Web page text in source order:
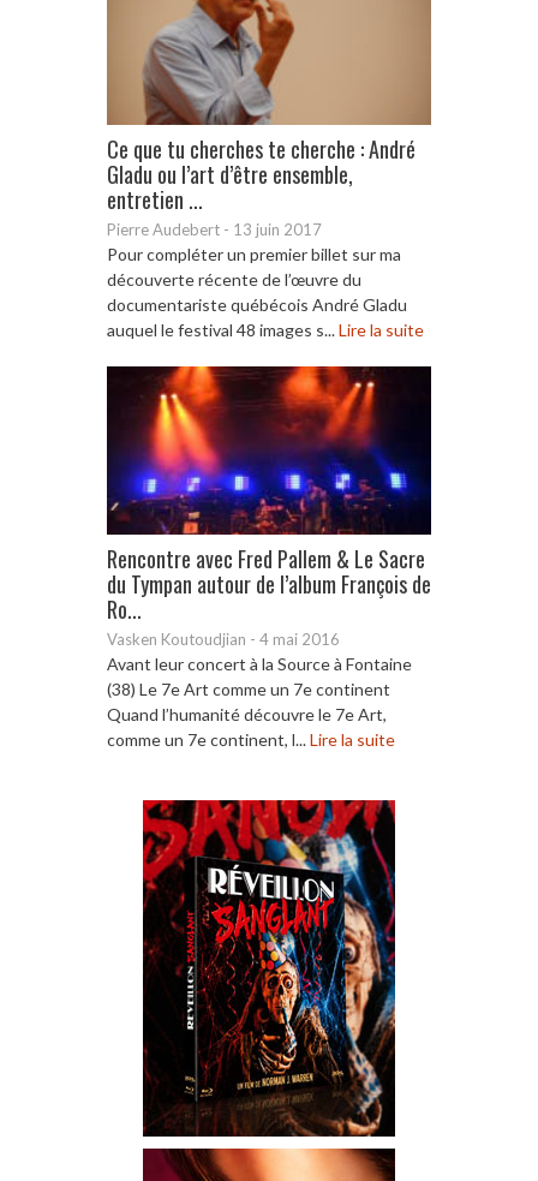
Ce que tu cherches te cherche : André
Gladu ou l’art d’être ensemble,
entretien ...
Pierre Audebert - 13 juin 2017
Pour compléter un premier billet sur ma
découverte récente de l’œuvre du
documentariste québécois André Gladu
auquel le festival 48 images s...Lire la suite
Rencontre avec Fred Pallem & Le Sacre
du Tympan autour de l’album François de
Ro...
Vasken Koutoudjian - 4 mai 2016
Avant leur concert à la Source à Fontaine
(38) Le 7e Art comme un 7e continent
Quand l’humanité découvre le 7e Art,
comme un 7e continent, l...Lire la suite